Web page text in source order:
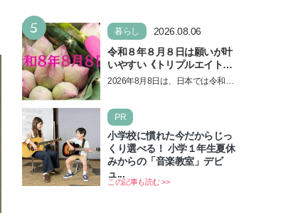
5 暮らし
2026.08.06
令和８年８月８日は願いが叶
いやすい《トリプルエイト》
の日！ 13日の獅子座の新月
2026年8月8日は、日本では令和8
ズゲート」というとって…
PR
小学校に慣れた今だからじっ
くり選べる！ 小学１年生夏休
みからの「音楽教室」デビ
ュ...
この記事も読む >>